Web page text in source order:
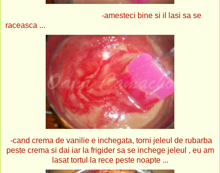
-amesteci bine si il lasi sa se
raceasca ...
-cand crema de vanilie e inchegata, torni jeleul de rubarba
peste crema si dai iar la frigider sa se inchege jeleul , eu am
lasat tortul la rece peste noapte ...